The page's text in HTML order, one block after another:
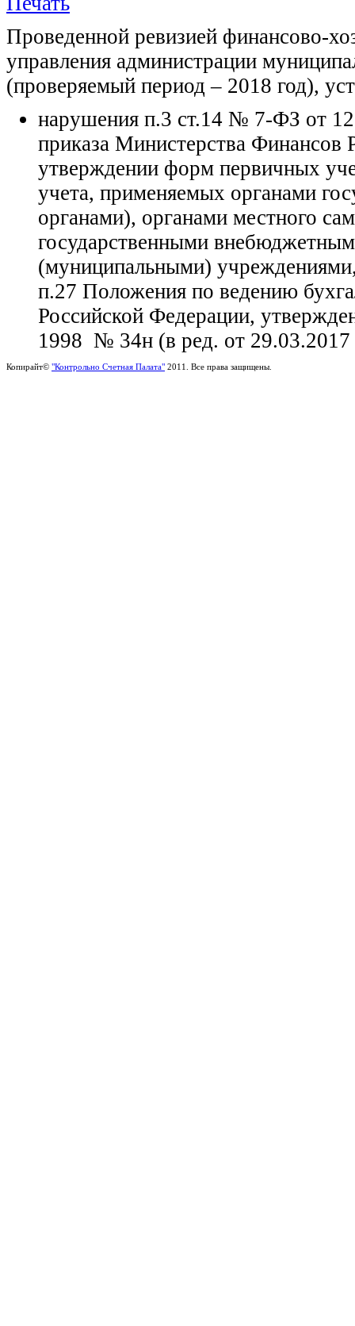
Проведенной ревизией финансово-
управления администрации
(проверяемый период – 2018 год),
нарушения п.3 ст.14 № 7-ФЗ от
приказа Министерства
утверждении форм первичных
учета, применяемых органами
органами), органами местного
государственными
(муниципальными)
п.27 Положения по ведению
Российской Федерации,
1998 № 34н (в ред. от
Копирайт© "Контрольно Счетная Палата" 2011. Все права защищены.